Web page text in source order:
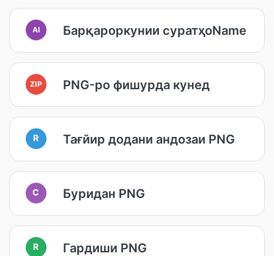
AI Барқароркунии суратҳоName
ZIP PNG-ро фишурда кунед
R Тағйир додани андозаи PNG
C Буридан PNG
R Гардиши PNG